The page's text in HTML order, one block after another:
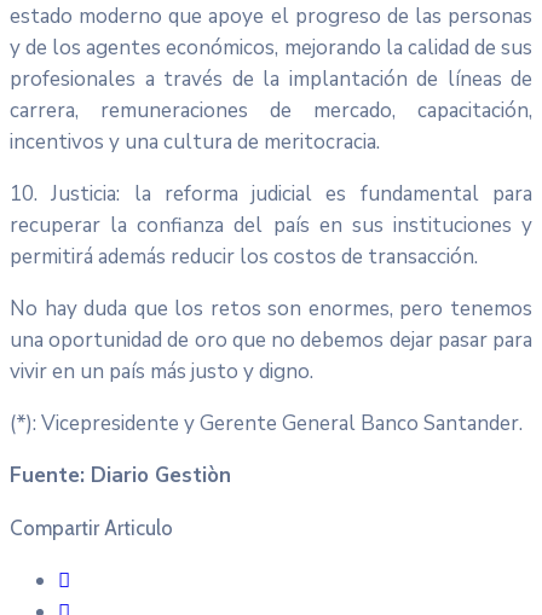
estado moderno que apoye el progreso de las personas
y de los agentes económicos, mejorando la calidad de sus
profesionales a través de la implantación de líneas de
carrera, remuneraciones de mercado, capacitación,
incentivos y una cultura de meritocracia.
10. Justicia: la reforma judicial es fundamental para
recuperar la confianza del país en sus instituciones y
permitirá además reducir los costos de transacción.
No hay duda que los retos son enormes, pero tenemos
una oportunidad de oro que no debemos dejar pasar para
vivir en un país más justo y digno.
(*): Vicepresidente y Gerente General Banco Santander.
Fuente: Diario Gestiòn
Compartir Articulo